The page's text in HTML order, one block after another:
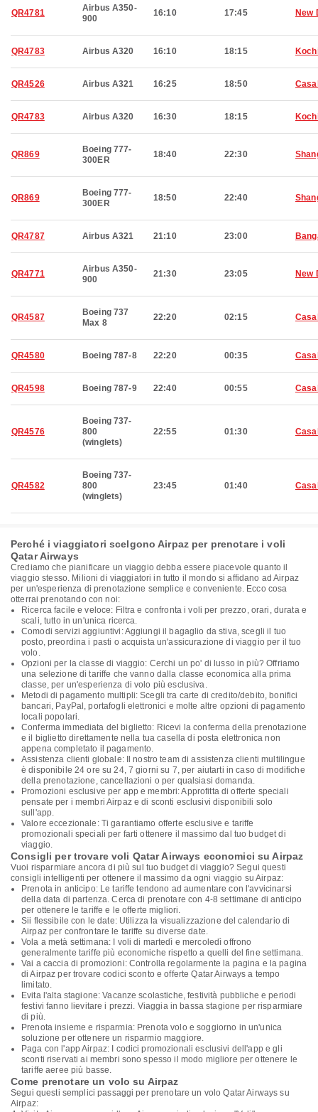
QR4781
Airbus A350-
900
16:10 17:45 New
QR4783 Airbus A320 16:10 18:15
QR4526 Airbus A321 16:25 18:50
QR4783 Airbus A320 16:30 18:15
QR869
Boeing 777-
300ER
18:40 22:30
QR869
Boeing 777-
300ER
18:50 22:40
QR4787 Airbus A321 21:10 23:00
QR4771
Airbus A350-
900
21:30 23:05 New
QR4587
Boeing 737
Max 8
22:20 02:15
QR4580 Boeing 787-8 22:20 00:35
QR4598 Boeing 787-9 22:40 00:55
QR4576
Boeing 737-
800
(winglets)
22:55 01:30
QR4582
Boeing 737-
800
(winglets)
23:45 01:40
Perché i viaggiatori scelgono Airpaz per prenotare i voli
Qatar Airways
Crediamo che pianificare un viaggio debba essere piacevole quanto il
viaggio stesso. Milioni di viaggiatori in tutto il mondo si affidano ad Airpaz
per un'esperienza di prenotazione semplice e conveniente. Ecco cosa
otterrai prenotando con noi:
Ricerca facile e veloce: Filtra e confronta i voli per prezzo, orari, durata e
scali, tutto in un'unica ricerca.
Comodi servizi aggiuntivi: Aggiungi il bagaglio da stiva, scegli il tuo
posto, preordina i pasti o acquista un'assicurazione di viaggio per il tuo
volo.
Opzioni per la classe di viaggio: Cerchi un po' di lusso in più? Offriamo
una selezione di tariffe che vanno dalla classe economica alla prima
classe, per un'esperienza di volo più esclusiva.
Metodi di pagamento multipli: Scegli tra carte di credito/debito, bonifici
bancari, PayPal, portafogli elettronici e molte altre opzioni di pagamento
locali popolari.
Conferma immediata del biglietto: Ricevi la conferma della prenotazione
e il biglietto direttamente nella tua casella di posta elettronica non
appena completato il pagamento.
Assistenza clienti globale: Il nostro team di assistenza clienti multilingue
è disponibile 24 ore su 24, 7 giorni su 7, per aiutarti in caso di modifiche
della prenotazione, cancellazioni o per qualsiasi domanda.
Promozioni esclusive per app e membri: Approfitta di offerte speciali
pensate per i membri Airpaz e di sconti esclusivi disponibili solo
sull'app.
Valore eccezionale: Ti garantiamo offerte esclusive e tariffe
promozionali speciali per farti ottenere il massimo dal tuo budget di
viaggio.
Consigli per trovare voli Qatar Airways economici su Airpaz
Vuoi risparmiare ancora di più sul tuo budget di viaggio? Segui questi
consigli intelligenti per ottenere il massimo da ogni viaggio su Airpaz:
Prenota in anticipo: Le tariffe tendono ad aumentare con l'avvicinarsi
della data di partenza. Cerca di prenotare con 4-8 settimane di anticipo
per ottenere le tariffe e le offerte migliori.
Sii flessibile con le date: Utilizza la visualizzazione del calendario di
Airpaz per confrontare le tariffe su diverse date.
Vola a metà settimana: I voli di martedì e mercoledì offrono
generalmente tariffe più economiche rispetto a quelli del fine settimana.
Vai a caccia di promozioni: Controlla regolarmente la pagina e la pagina
di Airpaz per trovare codici sconto e offerte Qatar Airways a tempo
limitato.
Evita l'alta stagione: Vacanze scolastiche, festività pubbliche e periodi
festivi fanno lievitare i prezzi. Viaggia in bassa stagione per risparmiare
di più.
Prenota insieme e risparmia: Prenota volo e soggiorno in un'unica
soluzione per ottenere un risparmio maggiore.
Paga con l'app Airpaz: I codici promozionali esclusivi dell'app e gli
sconti riservati ai membri sono spesso il modo migliore per ottenere le
tariffe aeree più basse.
Come prenotare un volo su Airpaz
Segui questi semplici passaggi per prenotare un volo Qatar Airways su
Airpaz: